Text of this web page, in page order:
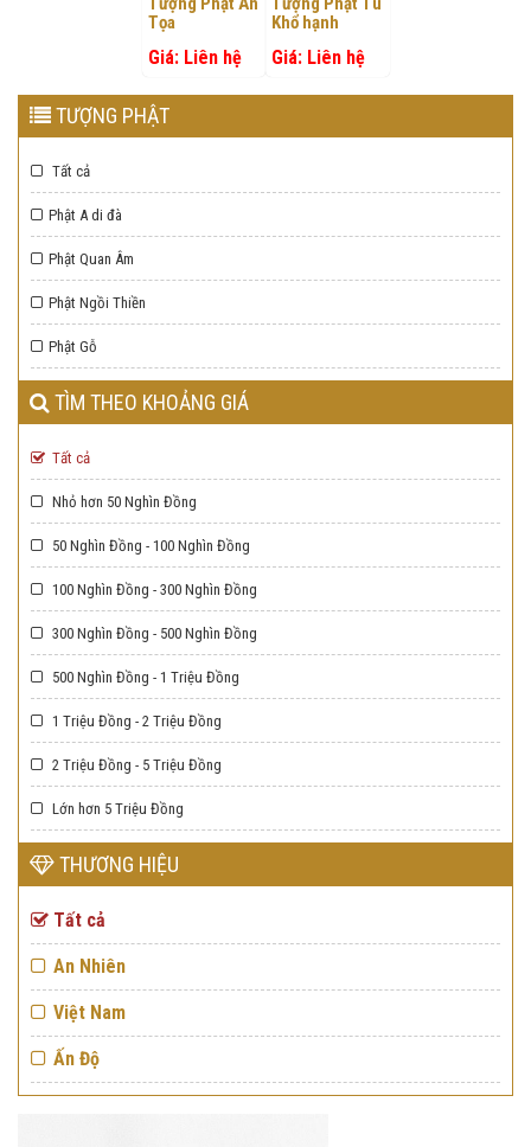
4 5
ĐẶT MUACHI TIẾT
1 2 3 4 5
ĐẶT MUACHI TIẾT
1 2 3
ĐẶT MUACHI TIẾT
Tọa
Giá: Liên hệ
mua
1 2 3 4 5
ĐẶT MUACHI TIẾT
Khổ hạnh
Giá: Liên hệ
mua
1 2 3 4 5
ĐẶT MUACHI TIẾT
TƯỢNG PHẬT
Tất cả
Phật A di đà
Phật Quan Âm
Phật Ngồi Thiền
Phật Gỗ
TÌM THEO KHOẢNG GIÁ
Tất cả
Nhỏ hơn 50 Nghìn Đồng
50 Nghìn Đồng - 100 Nghìn Đồng
100 Nghìn Đồng - 300 Nghìn Đồng
300 Nghìn Đồng - 500 Nghìn Đồng
500 Nghìn Đồng - 1 Triệu Đồng
1 Triệu Đồng - 2 Triệu Đồng
2 Triệu Đồng - 5 Triệu Đồng
Lớn hơn 5 Triệu Đồng
THƯƠNG HIỆU
Tất cả
An Nhiên
Việt Nam
Ấn Độ